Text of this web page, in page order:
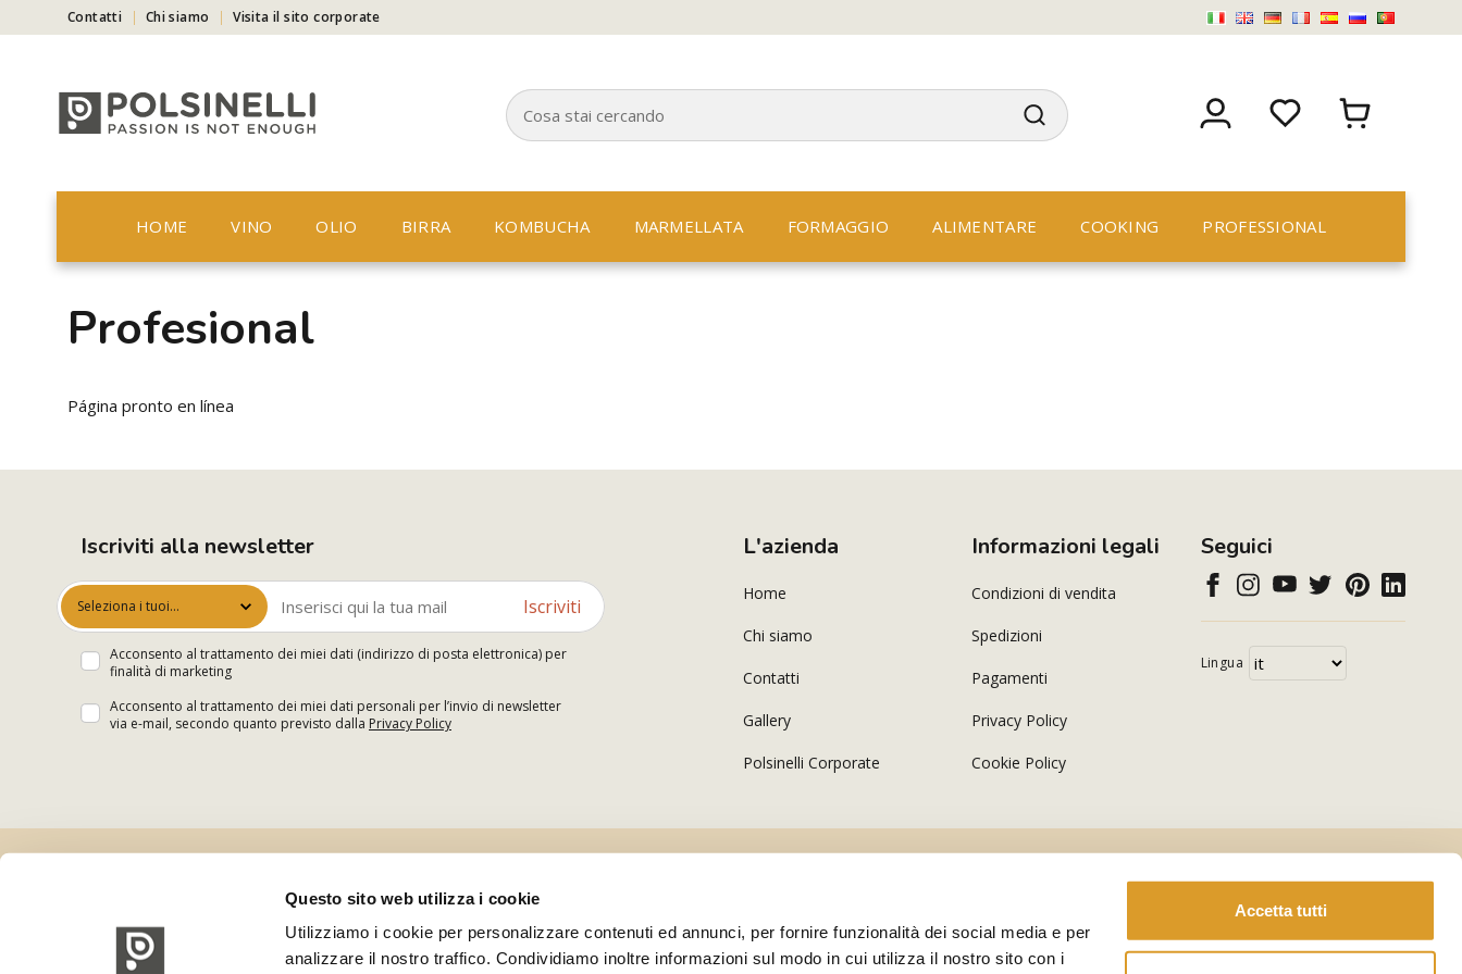
Questo sito web utilizza i cookie
Utilizziamo i cookie per personalizzare contenuti ed annunci, per fornire funzionalità dei social media e per
analizzare il nostro traffico. Condividiamo inoltre informazioni sul modo in cui utilizza il nostro sito con i
Accetta tutti
Contatti Chi siamo Visita il sito corporate
HOME VINO OLIO BIRRA KOMBUCHA MARMELLATA FORMAGGIO ALIMENTARE COOKING PROFESSIONAL
Profesional
Página pronto en línea
Iscriviti alla newsletter
Seleziona i tuoi
interessi
Iscriviti
Acconsento al trattamento dei miei dati (indirizzo di posta elettronica) per
finalità di marketing
Acconsento al trattamento dei miei dati personali per l’invio di newsletter
via e-mail, secondo quanto previsto dalla Privacy Policy
L'azienda
Home
Chi siamo
Contatti
Gallery
Polsinelli Corporate
Informazioni legali
Condizioni di vendita
Spedizioni
Pagamenti
Privacy Policy
Cookie Policy
Seguici
Lingua
Polsinelli Enologia S.r.l. Partita I.V.A. IT02380340600 Copyright © 2026 tutti i diritti riservati Polsinelli Enologia Srl -E-commerce by Kodea